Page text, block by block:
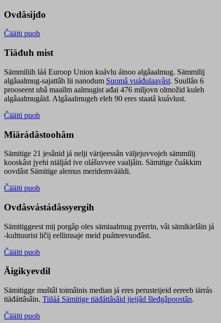
Ovdâsijđo
Čääiti puoh
Tiäđuh mist
Sämmiliih láá Euroop Union kuávlu áinoo algâaalmug. Sämmilij
algâaalmug-sajattâh lii nanodum Suomâ vuáđulaavâst. Suullân 6
prooseent ubâ maailm aalmugist ađai 476 miljovn olmožid kuleh
algâaalmugáid. Algâaalmugeh eleh 90 eres staatâ kuávlust.
Čääiti puoh
Miärádâstoohâm
Sämitige 21 jesânid já nelji värijeessân väljejuvvojeh sämmilij
kooskâst jyehi niäljád ive olášuvvee vaaljâin. Sämitige čuákkim
oovdâst Sämitige alemus meridemvääldi.
Čääiti puoh
Ovdâsvástádâssyergih
Sämitiggeest mij porgâp oles sämiaalmug pyerrin, vâi sämikielâin já
-kulttuurist ličij eellimsaje meid puátteevuođâst.
Čääiti puoh
Äigikyevdil
Sämitigge muštâl toimâinis median já eres perusteijeid eereeb iärrás
tiäđáttâsâin. Tiiláá Sämitige tiäđáttâsâid jieijâd šleđgâpoostân.
Čääiti puoh